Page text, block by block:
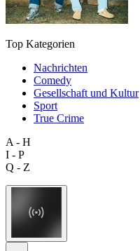
Top Kategorien
Nachrichten
Comedy
Gesellschaft und Kultur
Sport
True Crime
A - H
I - P
Q - Z